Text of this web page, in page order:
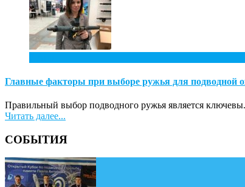
Главные факторы при выборе ружья для подводной
Правильный выбор подводного ружья является
Читать далее...
СОБЫТИЯ